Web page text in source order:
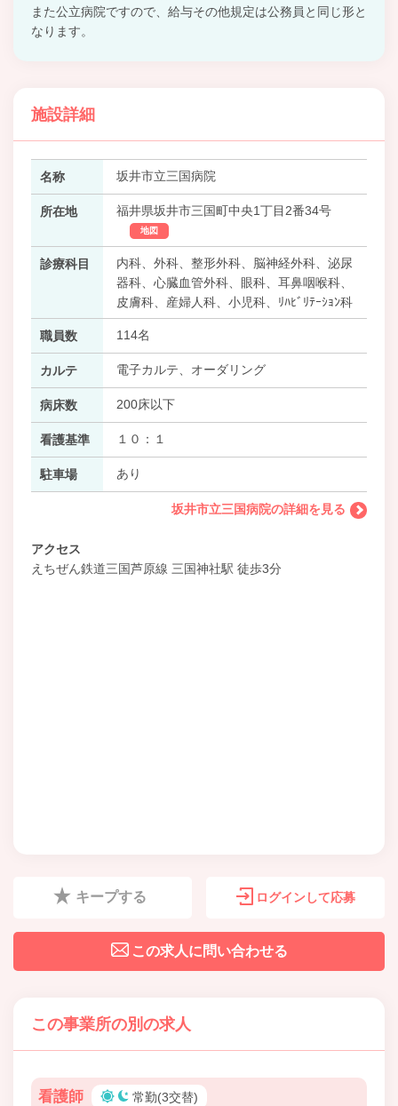
また公立病院ですので、給与その他規定は公務員と同じ形と
なります。
施設詳細
名称 坂井市立三国病院
所在地 福井県坂井市三国町中央1丁目2番34号
地図
診療科目
内科、外科、整形外科、脳神経外科、泌尿
器科、心臓血管外科、眼科、耳鼻咽喉科、
皮膚科、産婦人科、小児科、ﾘﾊﾋﾞﾘﾃｰｼｮﾝ科
職員数 114名
カルテ 電子カルテ、オーダリング
病床数 200床以下
看護基準 １０：１
駐車場 あり
坂井市立三国病院の詳細を見る
アクセス
えちぜん鉄道三国芦原線 三国神社駅 徒歩3分
キープする ログインして応募
この求人に問い合わせる
この事業所の別の求人
看護師 常勤(3交替)